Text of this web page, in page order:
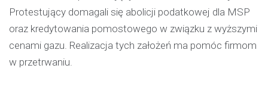
Protestujący domagali się abolicji podatkowej dla MSP
oraz kredytowania pomostowego w związku z wyższymi
cenami gazu. Realizacja tych założeń ma pomóc firmom
w przetrwaniu.